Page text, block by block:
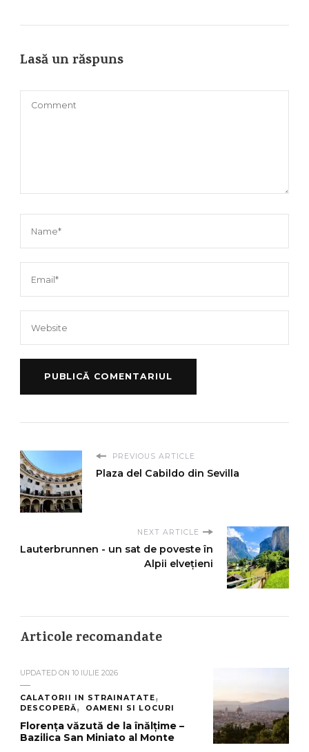
Lasă un răspuns
PREVIOUS ARTICLE
Plaza del Cabildo din Sevilla
NEXT ARTICLE
Lauterbrunnen - un sat de poveste în
Alpii elvețieni
Articole recomandate
UPDATED ON 10 IULIE 2026
CALATORII IN STRAINATATE
DESCOPERĂ
OAMENI SI LOCURI
Florența văzută de la înălțime –
Bazilica San Miniato al Monte